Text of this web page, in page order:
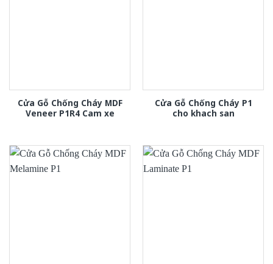
Cửa Gỗ Chống Cháy MDF
Veneer P1R4 Cam xe
Cửa Gỗ Chống Cháy P1
cho khach san